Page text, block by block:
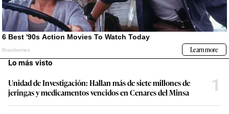
Lo más visto
Unidad de Investigación: Hallan más de siete millones de
jeringas y medicamentos vencidos en Cenares del Minsa
1